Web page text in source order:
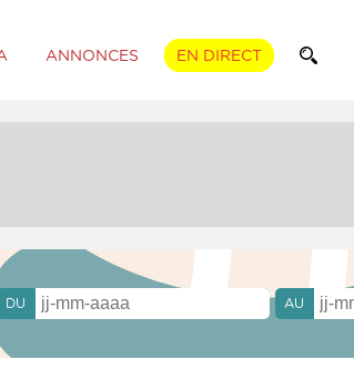
ANNONCES EN DIRECT
DU AU